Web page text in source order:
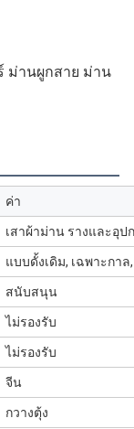
ม่านผูกสาย ม่าน
ค่า
เสาผ้าม่าน รางและอุป
แบบดั้งเดิม, เฉพาะกาล
สนับสนุน
ไม่รองรับ
ไม่รองรับ
จีน
กวางตุ้ง